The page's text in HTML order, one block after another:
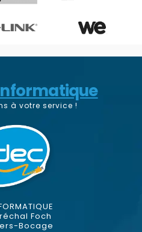
à votre service !
Foch
Bocage